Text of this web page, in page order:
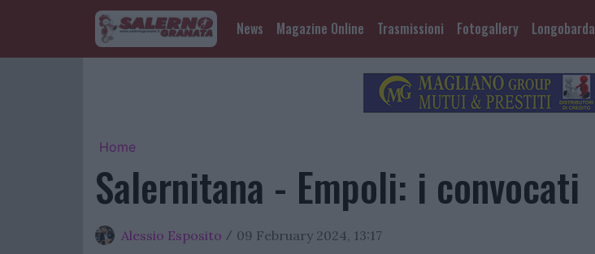
News Magazine Online Trasmissioni Fotogallery Longobarda
Home
Salernitana - Empoli: i convocati
Alessio Esposito / 09 February 2024, 13:17